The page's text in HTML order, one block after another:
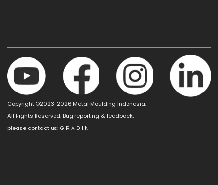
Copyright ©2023-2026 Metal Moulding Indonesia.
All Rights Reserved. Bug reporting & feedback,
please contact us: G R A D I N